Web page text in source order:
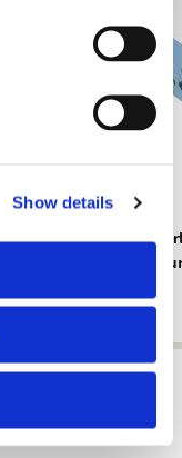
Show details
Tiere,
€ 2,99